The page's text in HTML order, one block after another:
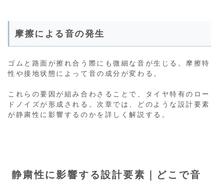
摩擦による音の発生
ゴムと路面が擦れ合う際にも微細な音が生じる。摩擦特
性や接地状態によって音の成分が変わる。
これらの要因が組み合わさることで、タイヤ特有のロー
ドノイズが形成される。次章では、どのような設計要素
が静粛性に影響するのかを詳しく解説する。
静粛性に影響する設計要素｜どこで音